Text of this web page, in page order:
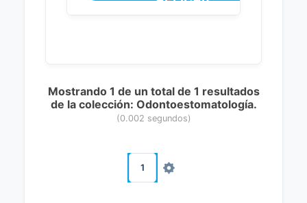
Mostrando 1 de un total de 1 resultados
de la colección: Odontoestomatología.
(0.002 segundos)
1